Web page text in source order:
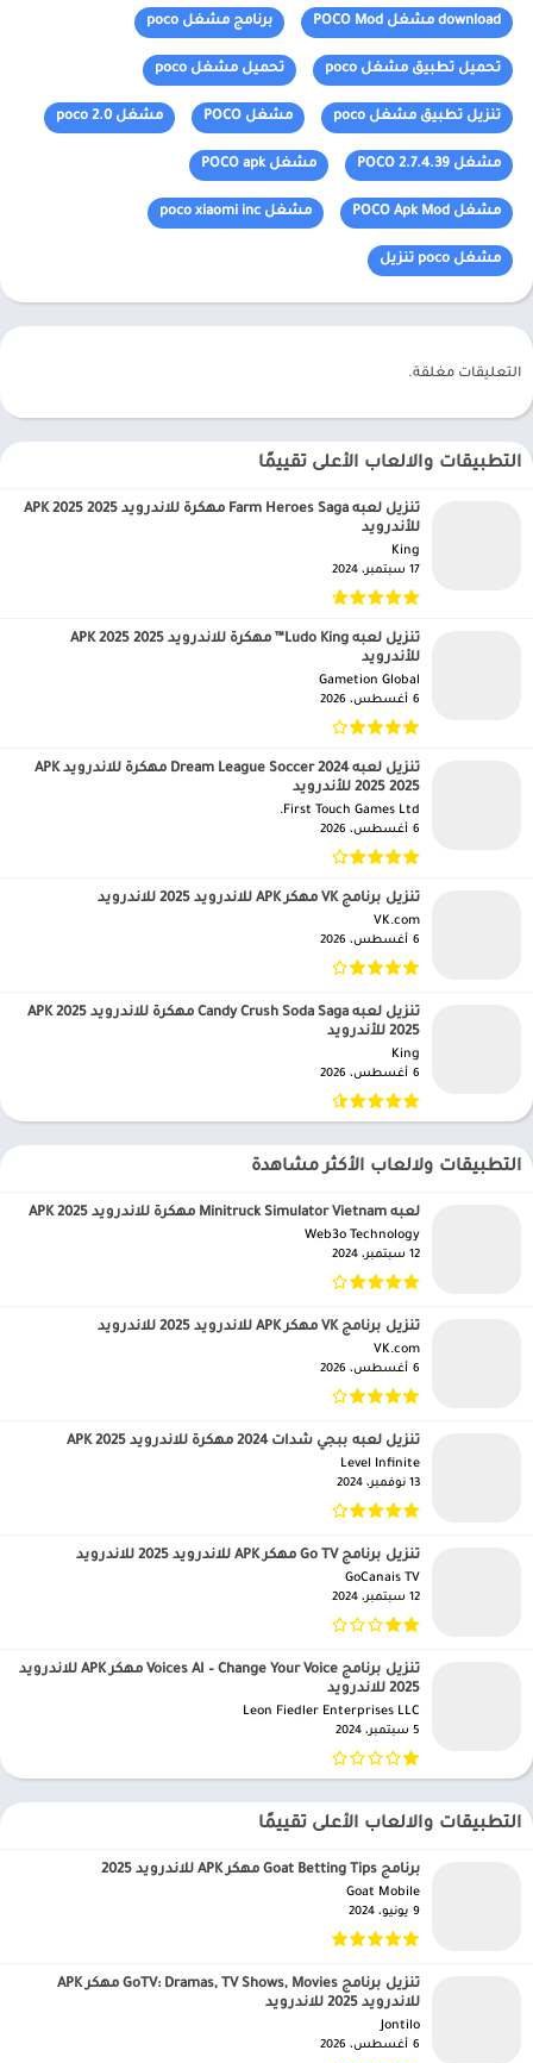
download مشغل POCO Mod برنامج مشغل poco
تحميل تطبيق مشغل poco تحميل مشغل poco
تنزيل تطبيق مشغل poco مشغل POCO مشغل poco 2.0
مشغل POCO 2.7.4.39 مشغل POCO apk
مشغل POCO Apk Mod مشغل poco xiaomi inc
مشغل poco تنزيل
التعليقات مغلقة.
التطبيقات والالعاب الأعلى تقييمًا
تنزيل لعبه Farm Heroes Saga مهكرة للاندرويد APK 2025 2025
للأندرويد
King‏
17 سبتمبر، 2024
تنزيل لعبه Ludo King™ مهكرة للاندرويد APK 2025 2025
للأندرويد
Gametion Global‏
6 أغسطس، 2026
تنزيل لعبه Dream League Soccer 2024 مهكرة للاندرويد APK
2025 2025 للأندرويد
First Touch Games Ltd.‏
6 أغسطس، 2026
تنزيل برنامج VK مهكر APK للاندرويد 2025 للاندرويد
VK.com‏
6 أغسطس، 2026
تنزيل لعبه Candy Crush Soda Saga مهكرة للاندرويد APK 2025
2025 للأندرويد
King‏
6 أغسطس، 2026
التطبيقات ولالعاب الأكثر مشاهدة
لعبه Minitruck Simulator Vietnam مهكرة للاندرويد APK 2025
Web3o Technology‏
12 سبتمبر، 2024
تنزيل برنامج VK مهكر APK للاندرويد 2025 للاندرويد
VK.com‏
6 أغسطس، 2026
تنزيل لعبه ببجي شدات 2024 مهكرة للاندرويد APK 2025
Level Infinite‏
13 نوفمبر، 2024
تنزيل برنامج Go TV مهكر APK للاندرويد 2025 للاندرويد
GoCanais TV‏
12 سبتمبر، 2024
تنزيل برنامج Voices AI – Change Your Voice مهكر APK للاندرويد
2025 للاندرويد
Leon Fiedler Enterprises LLC‏
5 سبتمبر، 2024
التطبيقات والالعاب الأعلى تقييمًا
برنامج Goat Betting Tips مهكر APK للاندرويد 2025
Goat Mobile‏
9 يونيو، 2024
تنزيل برنامج GoTV: Dramas, TV Shows, Movies مهكر APK
للاندرويد 2025 للاندرويد
Jontilo‏
6 أغسطس، 2026